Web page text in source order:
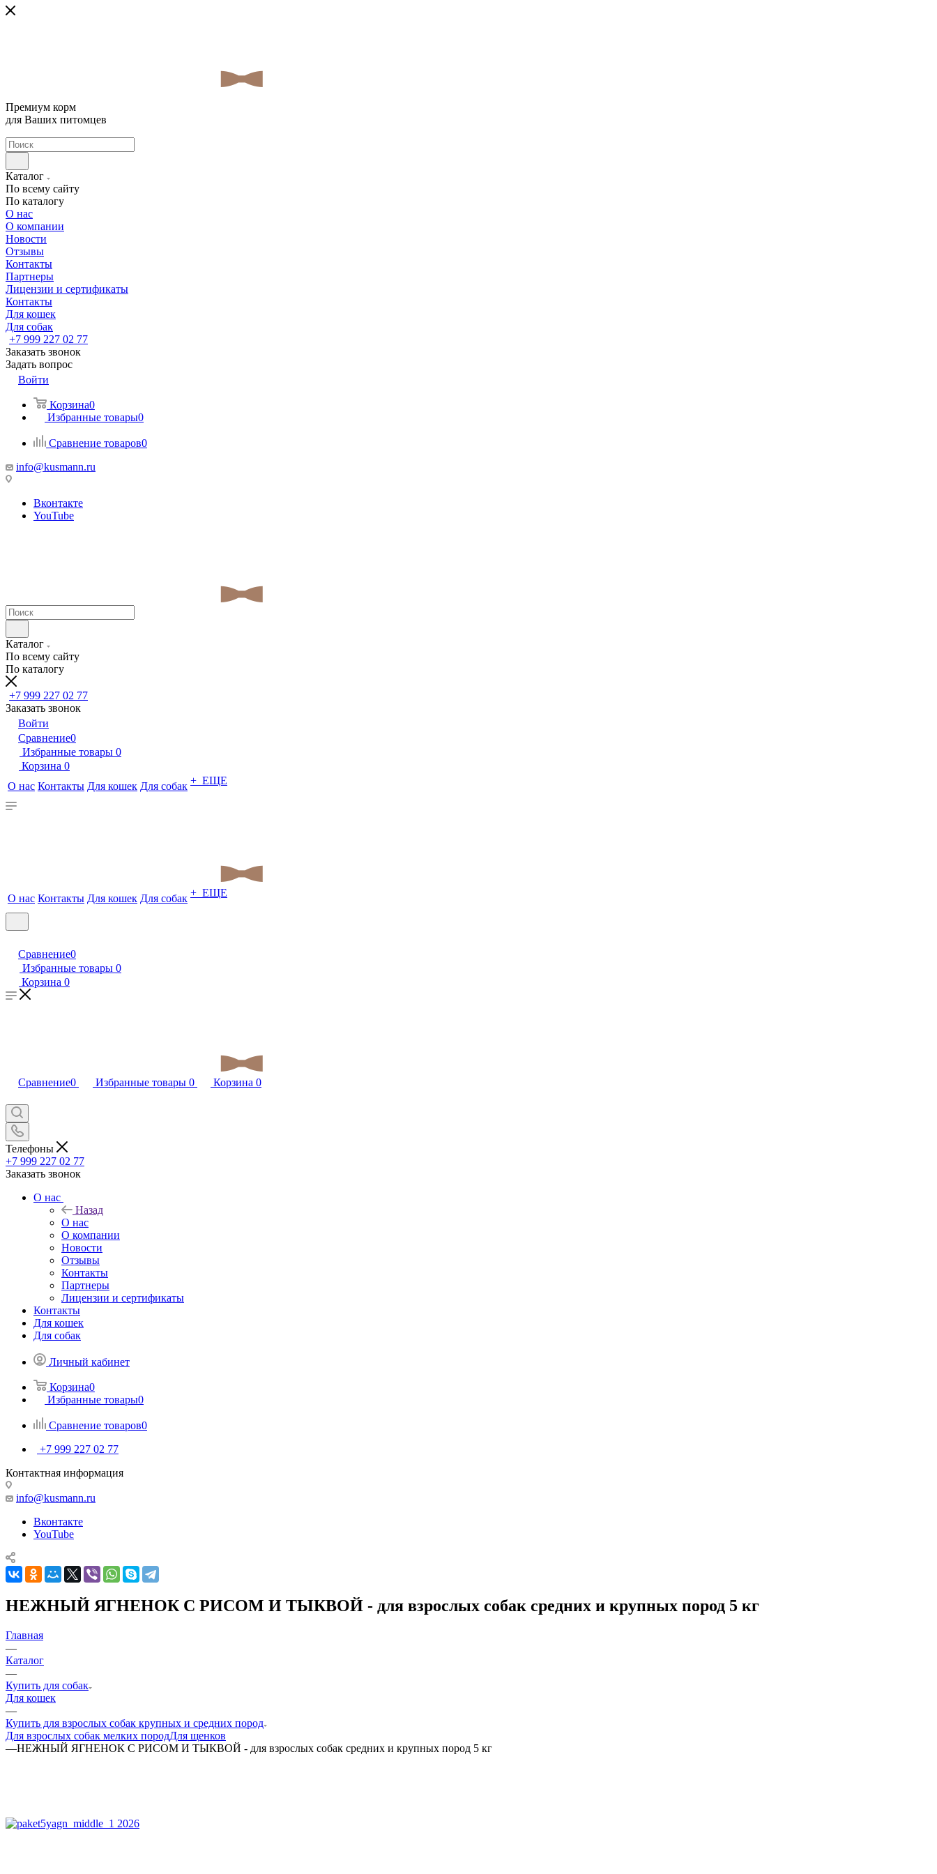
Премиум корм
для Ваших питомцев
Каталог
По всему сайту
По каталогу
О нас
О компании
Новости
Отзывы
Контакты
Партнеры
Лицензии и сертификаты
Контакты
Для кошек
Для собак
+7 999 227 02 77
Заказать звонок
Задать вопрос
Войти
Корзина0
Избранные товары0
Сравнение товаров0
info@kusmann.ru
Вконтакте
YouTube
Каталог
По всему сайту
По каталогу
+7 999 227 02 77
Заказать звонок
Войти
Сравнение0
Избранные товары 0
Корзина 0
О нас Контакты Для кошек Для собак + ЕЩЕ
О нас Контакты Для кошек Для собак + ЕЩЕ
Сравнение0
Избранные товары 0
Корзина 0
Сравнение0 Избранные товары 0 Корзина 0
Телефоны
+7 999 227 02 77
Заказать звонок
О нас
Назад
О нас
О компании
Новости
Отзывы
Контакты
Партнеры
Лицензии и сертификаты
Контакты
Для кошек
Для собак
Личный кабинет
Корзина0
Избранные товары0
Сравнение товаров0
+7 999 227 02 77
Контактная информация
info@kusmann.ru
Вконтакте
YouTube
НЕЖНЫЙ ЯГНЕНОК С РИСОМ И ТЫКВОЙ - для взрослых собак средних и крупных пород 5 кг
Главная
—
Каталог
—
Купить для собак
Для кошек
—
Купить для взрослых собак крупных и средних пород
Для взрослых собак мелких породДля щенков
—НЕЖНЫЙ ЯГНЕНОК С РИСОМ И ТЫКВОЙ - для взрослых собак средних и крупных пород 5 кг